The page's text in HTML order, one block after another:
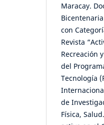
Maracay.
con
Revista
Recreación
del
Tecnología
de
Física,